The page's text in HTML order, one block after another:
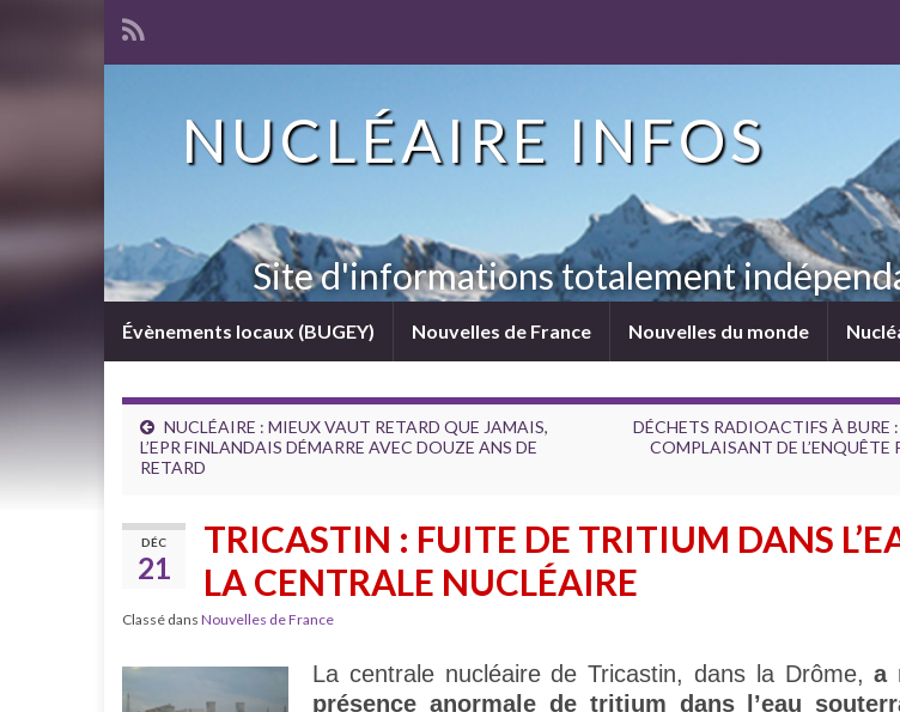
NUCLÉAIRE INFOS
Site d'informations totalement
Évènements locaux (BUGEY) Nouvelles de France Nouvelles du monde
NUCLÉAIRE : MIEUX VAUT RETARD QUE JAMAIS,
L’EPR FINLANDAIS DÉMARRE AVEC DOUZE ANS DE
RETARD
DÉCHETS RADIOACTIFS À BURE :
COMPLAISANT DE L’ENQUÊTE
DÉC
21
TRICASTIN : FUITE DE TRITIUM DANS
LA CENTRALE NUCLÉAIRE
Classé dans Nouvelles de France
La centrale nucléaire de Tricastin, dans la Drôme,a
présence anormale de tritium dans l’eau